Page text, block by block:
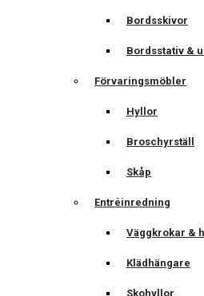
Bordsskivor
Bordsstativ &
Förvaringsmöbler
Hyllor
Broschyrställ
Skåp
Entréinredning
Väggkrokar &
Klädhängare
Skohyllor